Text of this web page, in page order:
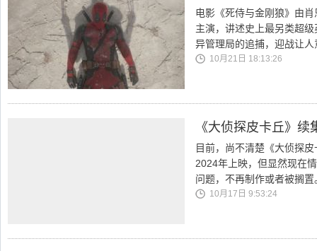
电影《死侍与金刚狼》由肖
主演，讲述史上最另类超
异管理局的追捕，迎战让
10月21日 18:13:26
《大侦探皮卡丘》
目前，尚不清楚《大侦探
2024年上映，但显然现在
问题，不再制作或者被搁
10月17日 9:53:24